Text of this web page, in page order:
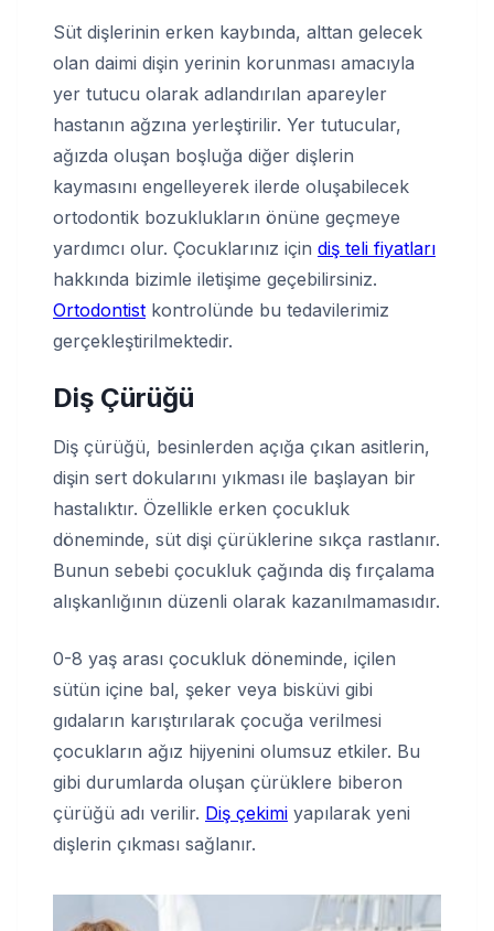
Süt dişlerinin erken kaybında, alttan gelecek
olan daimi dişin yerinin korunması amacıyla
yer tutucu olarak adlandırılan apareyler
hastanın ağzına yerleştirilir. Yer tutucular,
ağızda oluşan boşluğa diğer dişlerin
kaymasını engelleyerek ilerde oluşabilecek
ortodontik bozuklukların önüne geçmeye
yardımcı olur. Çocuklarınız için diş teli fiyatları
hakkında bizimle iletişime geçebilirsiniz.
Ortodontist kontrolünde bu tedavilerimiz
gerçekleştirilmektedir.
Diş Çürüğü
Diş çürüğü, besinlerden açığa çıkan asitlerin,
dişin sert dokularını yıkması ile başlayan bir
hastalıktır. Özellikle erken çocukluk
döneminde, süt dişi çürüklerine sıkça rastlanır.
Bunun sebebi çocukluk çağında diş fırçalama
alışkanlığının düzenli olarak kazanılmamasıdır.
0-8 yaş arası çocukluk döneminde, içilen
sütün içine bal, şeker veya bisküvi gibi
gıdaların karıştırılarak çocuğa verilmesi
çocukların ağız hijyenini olumsuz etkiler. Bu
gibi durumlarda oluşan çürüklere biberon
çürüğü adı verilir. Diş çekimi yapılarak yeni
dişlerin çıkması sağlanır.